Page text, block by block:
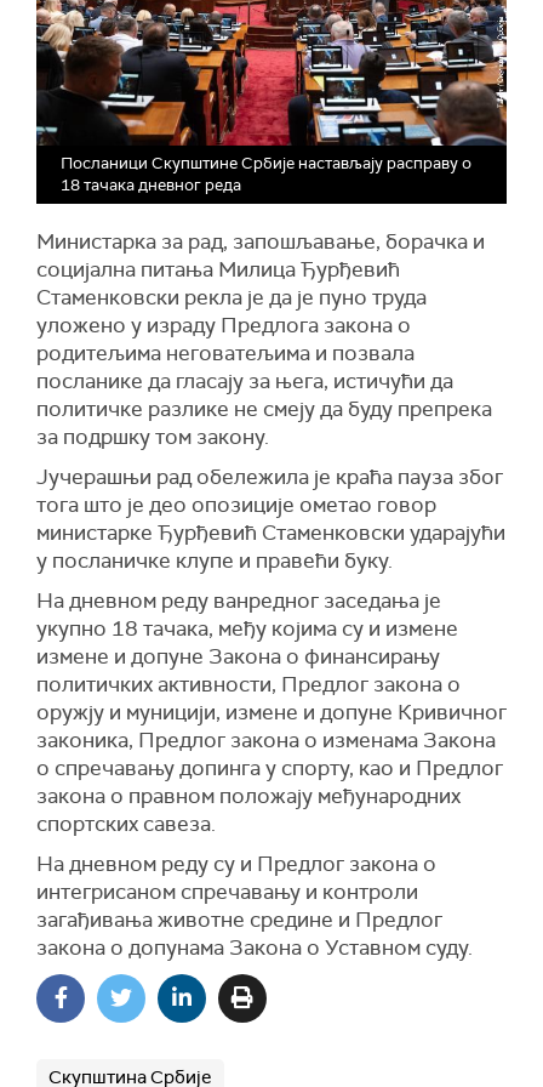
"Наравно, Високи савет судства, Високи савет
тужилаштва, приликом избора воде рачуна и о
националном саставу, али и судије се бирају на
основу стручности и оспособљености и то су
објективни, јасни, мерљиви критеријуми
приликом избора", нагласио је Вујић.
Посланик СДА Санџака Ахмедин Шкријељ
свим припадницима националних мањина
"занегирао" Уставом гарантовано право на
сразмерну заступљеност у државним
органима.
Вујић је, одговарајући Шкријељу, истакао да је
закон врло јасан и не прави никакву
дискриминацију.
"Оно што је исто тако врло јасно, Уставом
Републике Србије надлежна тела за избор
судија и тужилаца су Високи савет судства и
Високи савет тужилаца. Такође, норма
законска је јасна да ће та тела приликом
избора водити рачуна о националном саставу.
И то је међународни стандард, и то је оно што
покрива и Устав Републике Србије о једнакој
доступности. Значи, водиће рачуна и о
националном саставу. То је норма која је и
прихваћена у међународним документима",
указао је Вујић.
закона о допунама Закона о Уставном суду.
Посланици Скупштине Србије настављају расправу о
18 тачака дневног реда
Министарка за рад, запошљавање, борачка и
социјална питања Милица Ђурђевић
Стаменковски рекла је да је пуно труда
уложено у израду Предлога закона о
родитељима неговатељима и позвала
посланике да гласају за њега, истичући да
политичке разлике не смеју да буду препрека
за подршку том закону.
Јучерашњи рад обележила је краћа пауза због
тога што је део опозиције ометао говор
министарке Ђурђевић Стаменковски ударајући
у посланичке клупе и правећи буку.
На дневном реду ванредног заседања је
укупно 18 тачака, међу којима су и измене
измене и допуне Закона о финансирању
политичких активности, Предлог закона о
оружју и муницији, измене и допуне Кривичног
законика, Предлог закона о изменама Закона
о спречавању допинга у спорту, као и Предлог
закона о правном положају међународних
спортских савеза.
На дневном реду су и Предлог закона о
интегрисаном спречавању и контроли
загађивања животне средине и Предлог
закона о допунама Закона о Уставном суду.
Скупштина Србије